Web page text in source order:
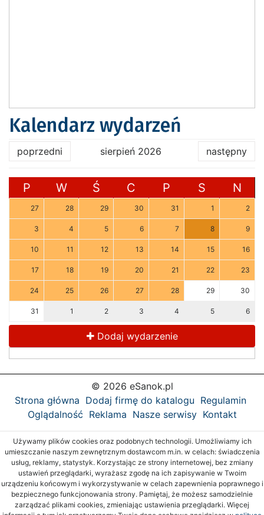
Kalendarz wydarzeń
poprzedni sierpień 2026 następny
P W Ś C P S N
27 28 29 30 31 1 2
3 4 5 6 7 8 9
10 11 12 13 14 15 16
17 18 19 20 21 22 23
24 25 26 27 28 29 30
31 1 2 3 4 5 6
Dodaj wydarzenie
© 2026 eSanok.pl
Strona główna Dodaj firmę do katalogu Regulamin
Oglądalność Reklama Nasze serwisy Kontakt
Używamy plików cookies oraz podobnych technologii. Umożliwiamy ich
umieszczanie naszym zewnętrznym dostawcom m.in. w celach: świadczenia
usług, reklamy, statystyk. Korzystając ze strony internetowej, bez zmiany
ustawień przeglądarki, wyrażasz zgodę na ich zapisywanie w Twoim
urządzeniu końcowym i wykorzystywanie w celach zapewnienia poprawnego i
bezpiecznego funkcjonowania strony. Pamiętaj, że możesz samodzielnie
zarządzać plikami cookies, zmieniając ustawienia przeglądarki. Więcej